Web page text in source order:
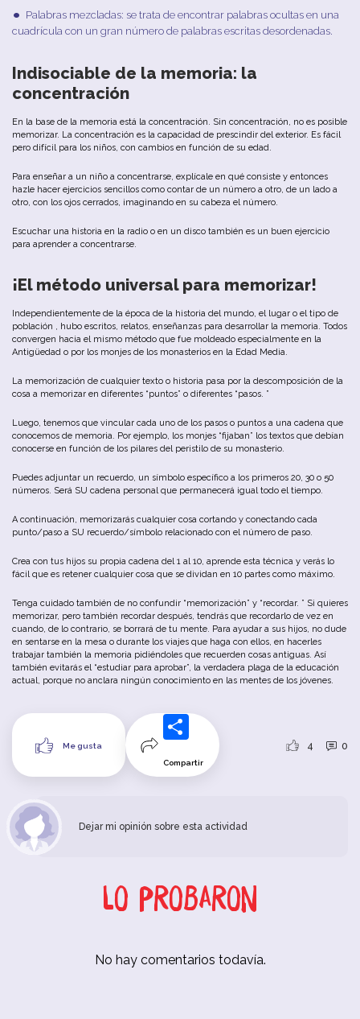
Palabras mezcladas: se trata de encontrar palabras ocultas en una
cuadrícula con un gran número de palabras escritas desordenadas.
Indisociable de la memoria: la
concentración
En la base de la memoria está la concentración. Sin concentración, no es posible
memorizar. La concentración es la capacidad de prescindir del exterior. Es fácil
pero difícil para los niños, con cambios en función de su edad.
Para enseñar a un niño a concentrarse, explícale en qué consiste y entonces
hazle hacer ejercicios sencillos como contar de un número a otro, de un lado a
otro, con los ojos cerrados, imaginando en su cabeza el número.
Escuchar una historia en la radio o en un disco también es un buen ejercicio
para aprender a concentrarse.
¡El método universal para memorizar!
Independientemente de la época de la historia del mundo, el lugar o el tipo de
población , hubo escritos, relatos, enseñanzas para desarrollar la memoria. Todos
convergen hacia el mismo método que fue moldeado especialmente en la
Antigüedad o por los monjes de los monasterios en la Edad Media.
La memorización de cualquier texto o historia pasa por la descomposición de la
cosa a memorizar en diferentes “puntos” o diferentes “pasos. ”
Luego, tenemos que vincular cada uno de los pasos o puntos a una cadena que
conocemos de memoria. Por ejemplo, los monjes “fijaban” los textos que debían
conocerse en función de los pilares del peristilo de su monasterio.
Puedes adjuntar un recuerdo, un símbolo específico a los primeros 20, 30 o 50
números. Será SU cadena personal que permanecerá igual todo el tiempo.
A continuación, memorizarás cualquier cosa cortando y conectando cada
punto/paso a SU recuerdo/símbolo relacionado con el número de paso.
Crea con tus hijos su propia cadena del 1 al 10, aprende esta técnica y verás lo
fácil que es retener cualquier cosa que se dividan en 10 partes como máximo.
Tenga cuidado también de no confundir “memorización” y “recordar. ” Si quieres
memorizar, pero también recordar después, tendrás que recordarlo de vez en
cuando, de lo contrario, se borrará de tu mente. Para ayudar a sus hijos, no dude
en sentarse en la mesa o durante los viajes que haga con ellos, en hacerles
trabajar también la memoria pidiéndoles que recuerden cosas antiguas. Así
también evitarás el“estudiar para aprobar”, la verdadera plaga de la educación
actual, porque no anclara ningún conocimiento en las mentes de los jóvenes.
Me gusta
Compartir
4 0
Dejar mi opinión sobre esta actividad
Lo probaron
No hay comentarios todavía.